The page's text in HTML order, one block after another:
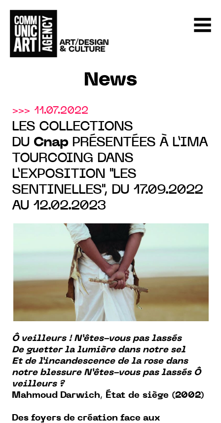
News
>>> 11.07.2022
LES COLLECTIONS
DU CnapPRÉSENTÉES À L’IMA
TOURCOING DANS
L’EXPOSITION "LES
SENTINELLES", DU 17.09.2022
AU 12.02.2023
Ô veilleurs ! N’êtes-vous pas lassés
De guetter la lumière dans notre sel
Et de l’incandescence de la rose dans
notre blessure N’êtes-vous pas lassés Ô
veilleurs ?
Mahmoud Darwich, État de siège (2002)
Des foyers de création face aux